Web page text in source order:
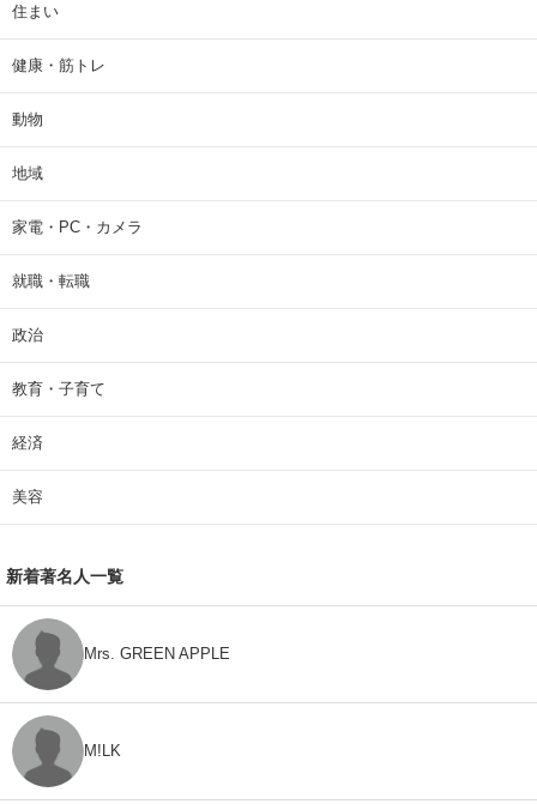
住まい
健康・筋トレ
動物
地域
家電・PC・カメラ
就職・転職
政治
教育・子育て
経済
美容
新着著名人一覧
Mrs. GREEN APPLE
M!LK